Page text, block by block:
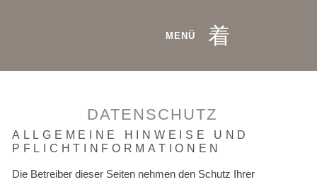
MENÜ
DATENSCHUTZ
ALLGEMEINE HINWEISE UND
PFLICHTINFORMATIONEN
Die Betreiber dieser Seiten nehmen den Schutz Ihrer